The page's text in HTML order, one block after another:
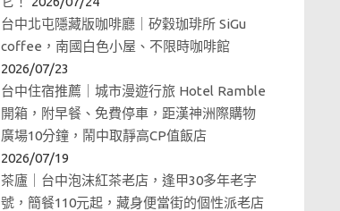
台中北屯隱藏版咖啡廳｜矽穀珈琲所 SiGu
coffee，南國白色小屋、不限時咖啡館
2026/07/23
台中住宿推薦｜城市漫遊行旅 Hotel Ramble
開箱，附早餐、免費停車，距漢神洲際購物
廣場10分鐘，鬧中取靜高CP值飯店
2026/07/19
茶廬｜台中泡沫紅茶老店，逢甲30多年老字
號，簡餐110元起，藏身便當街的個性派老店